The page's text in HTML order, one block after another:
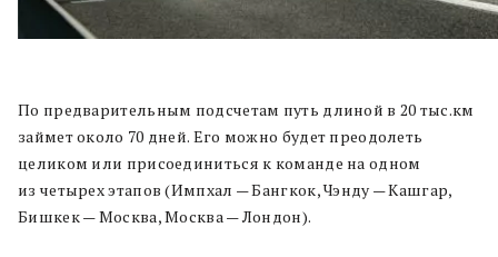
По предварительным подсчетам путь длиной в 20 тыс.км
займет около 70 дней. Его можно будет преодолеть
целиком или присоединиться к команде на одном
из четырех этапов (Импхал — Бангкок, Чэнду — Кашгар,
Бишкек — Москва, Москва — Лондон).